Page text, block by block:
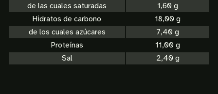
de las cuales saturadas
1,60 g
Hidratos de carbono
18,00 g
de los cuales azúcares
7,40 g
Proteínas
11,00 g
Sal
2,40 g